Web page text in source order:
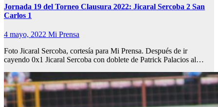
Jornada 19 del Torneo Clausura 2022: Jicaral Sercoba 2 San
Carlos 1
4 mayo, 2022 Mi Prensa
Foto Jicaral Sercoba, cortesía para Mi Prensa. Después de ir
cayendo 0x1 Jicaral Sercoba con doblete de Patrick Palacios al…